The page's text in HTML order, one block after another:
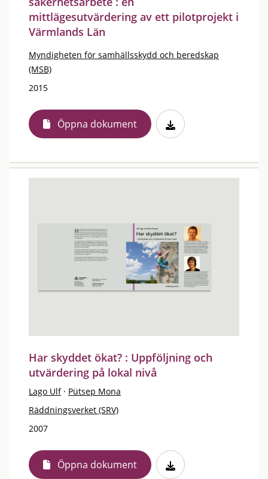
mittlägesutvärdering av ett pilotprojekt i
Värmlands Län
Myndigheten för samhällsskydd och beredskap
(MSB)
2015
Öppna dokument
Har skyddet ökat? : Uppföljning och
utvärdering på lokal nivå
Lago Ulf · Pütsep Mona
Räddningsverket (SRV)
2007
Öppna dokument